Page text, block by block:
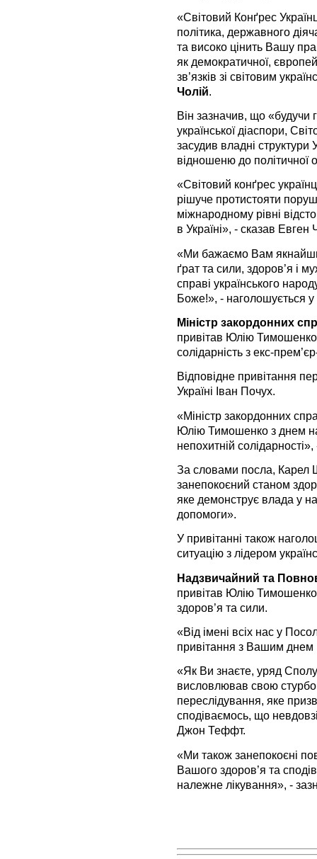
«Світовий Конґрес
політика, державного
та високо цінить Вашу
як демократичної,
зв’язків зі світовим
Чолій
Він зазначив, що «будучи
української діаспори,
засудив владні структури
відношеню до політичної
«Світовий конґрес
рішуче протистояти
міжнародному рівні
в Україні», - сказав Евген
«Ми бажаємо Вам
ґрат та сили, здоров’я і
справі українського
Боже!», - наголошується у
Міністр закордонних
привітав Юлію
солідарність з екс-
Відповідне привітання
Україні Іван Почух.
«Міністр закордонних
Юлію Тимошенко з днем
непохитній
За словами посла, Карел
занепокоєний станом
яке демонструє влада у
допомоги».
У привітанні також
ситуацію з лідером
Надзвичайний та
привітав Юлію
здоров’я та сили.
«Від імені всіх нас у
привітання з Вашим днем
«Як Ви знаєте, уряд
висловлював свою
переслідування, яке
сподіваємось, що
Джон Теффт.
«Ми також занепокоєні
Вашого здоров’я та
належне лікування», -